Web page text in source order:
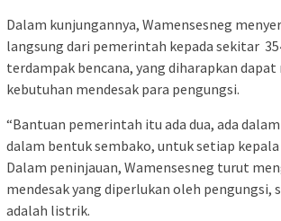
Dalam kunjungannya, Wamensesneg
langsung dari pemerintah kepada sekitar
terdampak bencana, yang diharapkan
kebutuhan mendesak para pengungsi.
“Bantuan pemerintah itu ada dua, ada
dalam bentuk sembako, untuk setiap kepala
Dalam peninjauan, Wamensesneg turut
mendesak yang diperlukan oleh pengungsi,
adalah listrik.